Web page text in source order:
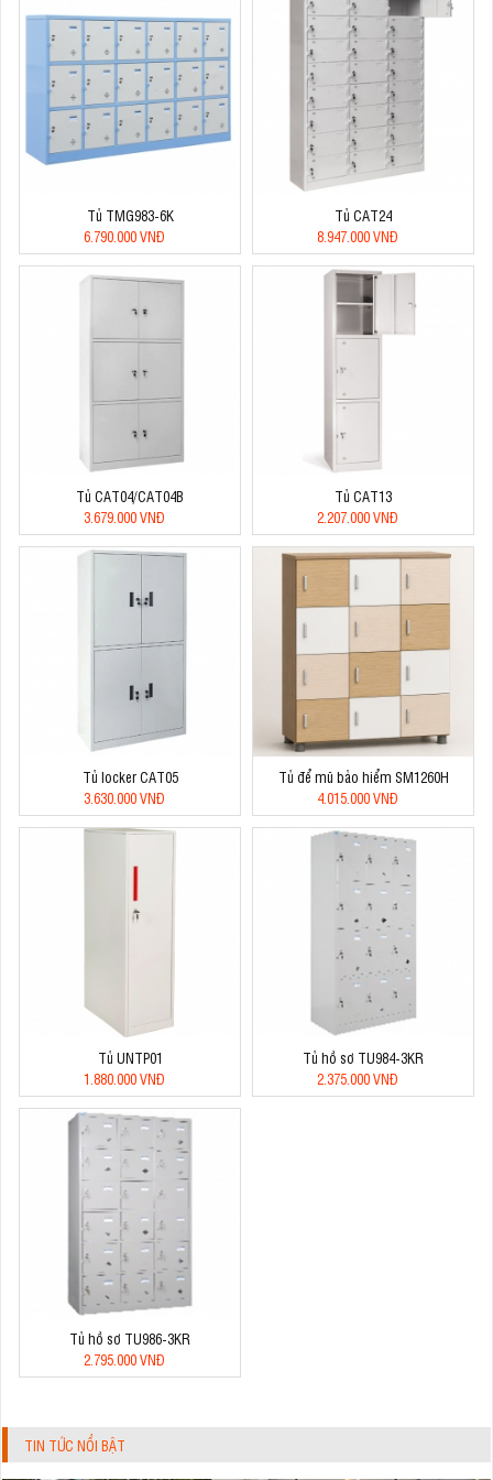
Tủ TMG983-6K
6.790.000 VNĐ
Tủ CAT24
8.947.000 VNĐ
Tủ CAT04/CAT04B
3.679.000 VNĐ
Tủ CAT13
2.207.000 VNĐ
Tủ locker CAT05
3.630.000 VNĐ
Tủ để mũ bảo hiểm SM1260H
4.015.000 VNĐ
Tủ UNTP01
1.880.000 VNĐ
Tủ hồ sơ TU984-3KR
2.375.000 VNĐ
Tủ hồ sơ TU986-3KR
2.795.000 VNĐ
TIN TỨC NỔI BẬT